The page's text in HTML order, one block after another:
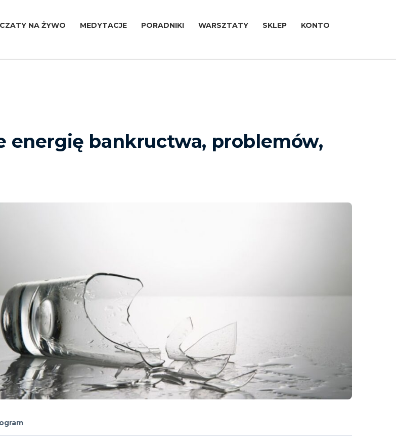
CZATY NA ŻYWO MEDYTACJE PORADNIKI WARSZTATY SKLEP KONTO
energię bankructwa, problemów,